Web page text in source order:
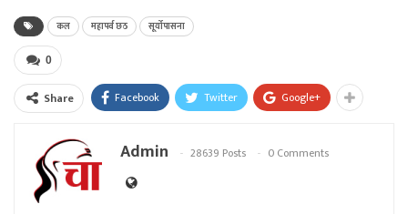
कल महापर्व छठ सूर्योपासना
0
Share Facebook Twitter Google+
Admin 28639 Posts 0 Comments